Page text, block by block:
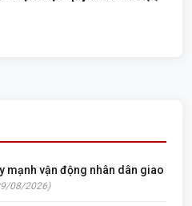
mạnh vận động nhân dân giao
08/2026)